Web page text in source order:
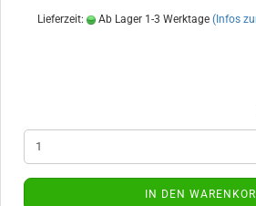
Lieferzeit: Ab Lager 1-3 Werktage (Infos
IN DEN